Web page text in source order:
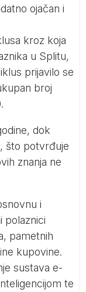
ojačan i
kroz koja
u Splitu,
prijavilo se
broj
dok
što potvrđuje
znanja ne
i
polaznici
pametnih
kupovine.
sustava e-
te